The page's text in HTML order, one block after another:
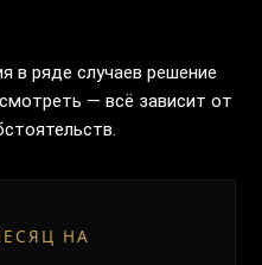
в ряде случаев решение
— всё зависит от
НА